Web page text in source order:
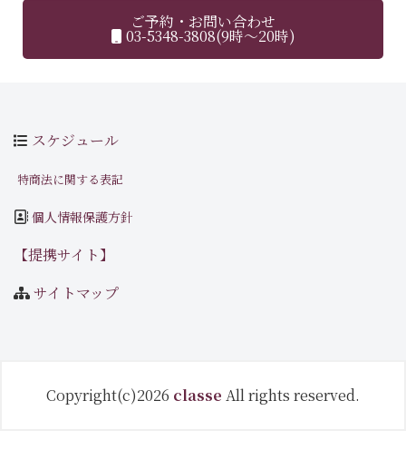
ご予約・お問い合わせ
03-5348-3808(9時～20時)
スケジュール
特商法に関する表記
個人情報保護方針
【提携サイト】
サイトマップ
Copyright(c)2026 classe All rights reserved.